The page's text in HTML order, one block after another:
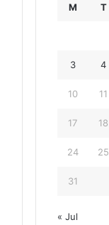
M T
3 4
10 11
17 18
24 25
31
« Jul